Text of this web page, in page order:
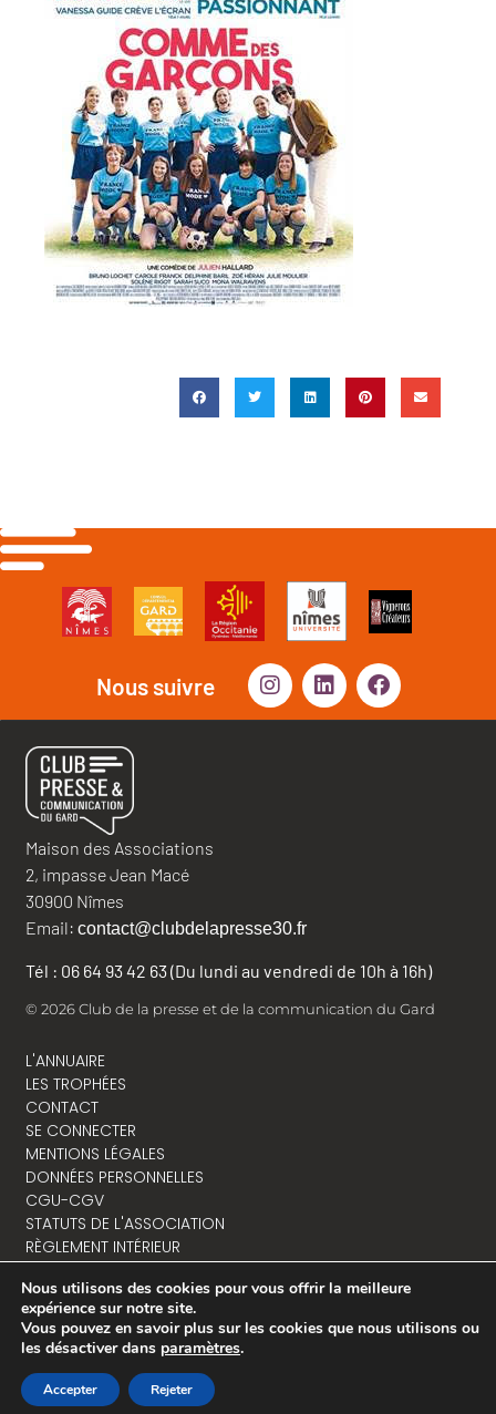
Nous suivre
Maison des Associations
2, impasse Jean Macé
30900 Nîmes
Email: contact@clubdelapresse30.fr
Tél : 06 64 93 42 63 (Du lundi au vendredi de 10h à 16h)
© 2026 Club de la presse et de la communication du Gard
L'ANNUAIRE
LES TROPHÉES
CONTACT
SE CONNECTER
MENTIONS LÉGALES
DONNÉES PERSONNELLES
CGU-CGV
STATUTS DE L'ASSOCIATION
RÈGLEMENT INTÉRIEUR
NOUS CONTACTER
Nous utilisons des cookies pour vous offrir la meilleure
expérience sur notre site.
Vous pouvez en savoir plus sur les cookies que nous utilisons ou
les désactiver dans paramètres.
Accepter Rejeter